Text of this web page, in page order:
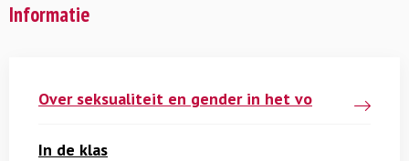
Informatie
Over seksualiteit en gender in het vo
In de klas